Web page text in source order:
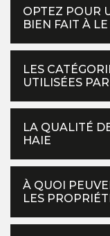
OPTEZ POUR
BIEN FAIT À
LES
UTILISÉES
LA QUALITÉ
HAIE
À QUOI
LES